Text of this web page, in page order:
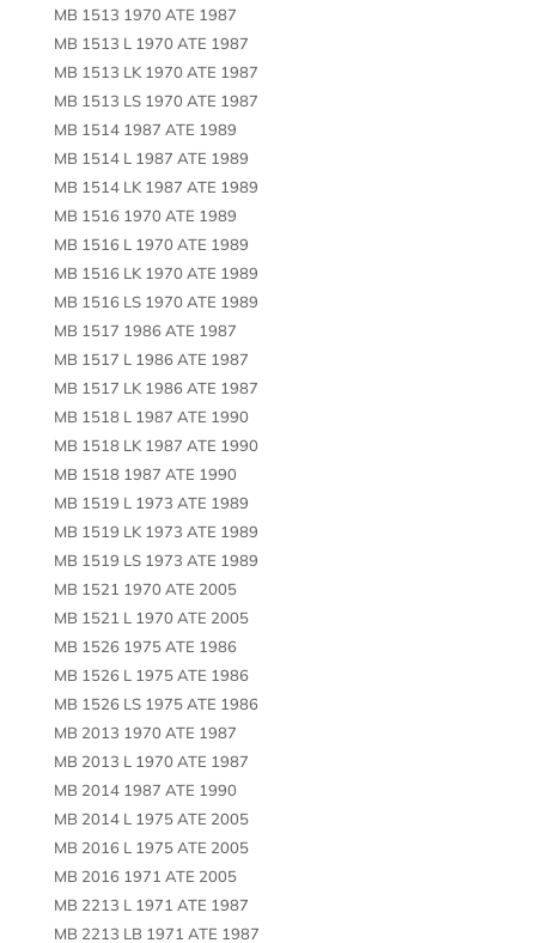
MB 1513 1970 ATE 1987
MB 1513 L 1970 ATE 1987
MB 1513 LK 1970 ATE 1987
MB 1513 LS 1970 ATE 1987
MB 1514 1987 ATE 1989
MB 1514 L 1987 ATE 1989
MB 1514 LK 1987 ATE 1989
MB 1516 1970 ATE 1989
MB 1516 L 1970 ATE 1989
MB 1516 LK 1970 ATE 1989
MB 1516 LS 1970 ATE 1989
MB 1517 1986 ATE 1987
MB 1517 L 1986 ATE 1987
MB 1517 LK 1986 ATE 1987
MB 1518 L 1987 ATE 1990
MB 1518 LK 1987 ATE 1990
MB 1518 1987 ATE 1990
MB 1519 L 1973 ATE 1989
MB 1519 LK 1973 ATE 1989
MB 1519 LS 1973 ATE 1989
MB 1521 1970 ATE 2005
MB 1521 L 1970 ATE 2005
MB 1526 1975 ATE 1986
MB 1526 L 1975 ATE 1986
MB 1526 LS 1975 ATE 1986
MB 2013 1970 ATE 1987
MB 2013 L 1970 ATE 1987
MB 2014 1987 ATE 1990
MB 2014 L 1975 ATE 2005
MB 2016 L 1975 ATE 2005
MB 2016 1971 ATE 2005
MB 2213 L 1971 ATE 1987
MB 2213 LB 1971 ATE 1987